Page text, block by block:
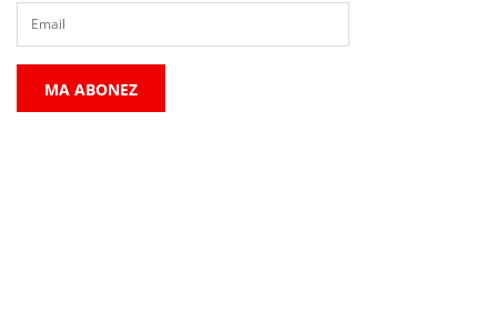
MA ABONEZ